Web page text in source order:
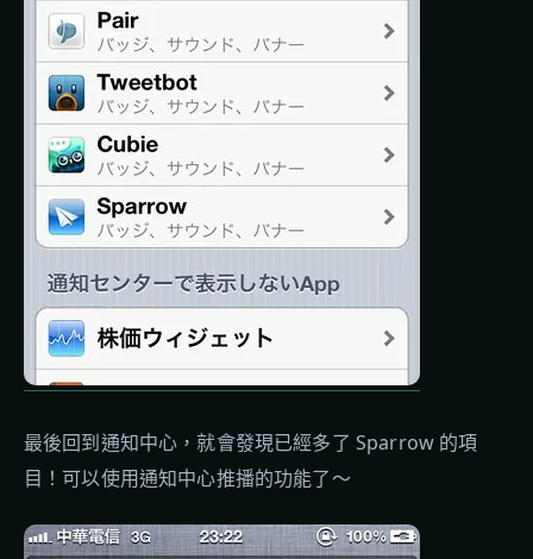
最後回到通知中心，就會發現已經多了 Sparrow 的項
目！可以使用通知中心推播的功能了～